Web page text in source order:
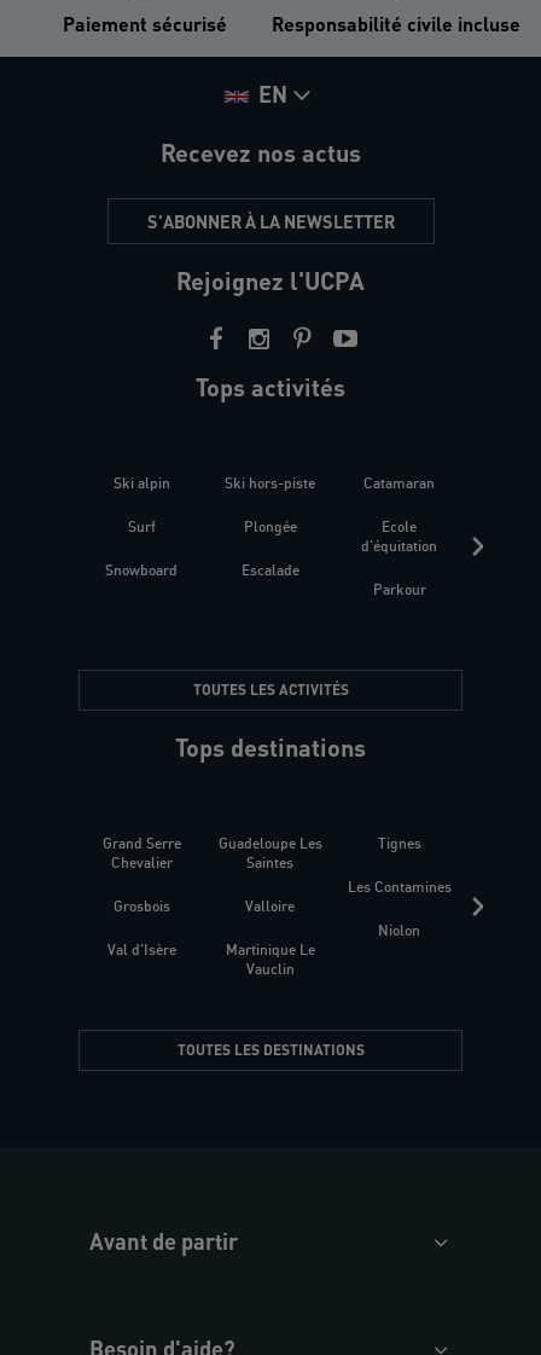
Paiement sécurisé Responsabilité civile incluse
EN
Recevez nos actus
S'ABONNER À LA NEWSLETTER
Rejoignez l'UCPA
Tops activités
Ski alpin
Surf
Snowboard
Ski hors-piste
Plongée
Escalade
Catamaran
Ecole
d'équitation
Parkour
TOUTES LES ACTIVITÉS
Tops destinations
Grand Serre
Chevalier
Grosbois
Val d'Isère
Guadeloupe Les
Saintes
Valloire
Martinique Le
Vauclin
Tignes
Les Contamines
Niolon
TOUTES LES DESTINATIONS
Avant de partir
Besoin d'aide?